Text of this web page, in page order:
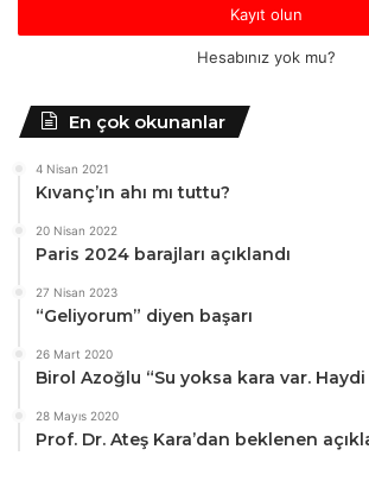
Kayıt olun
Hesabınız yok mu?
En çok okunanlar
4 Nisan 2021
Kıvanç’ın ahı mı tuttu?
20 Nisan 2022
Paris 2024 barajları açıklandı
27 Nisan 2023
“Geliyorum” diyen başarı
26 Mart 2020
Birol Azoğlu “Su yoksa kara var.
28 Mayıs 2020
Prof. Dr. Ateş Kara’dan beklenen